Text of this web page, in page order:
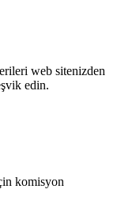
web sitenizden
edin.
komisyon